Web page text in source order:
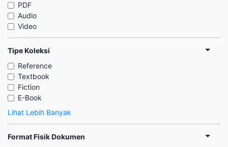
PDF
Audio
Video
Tipe Koleksi
Reference
Textbook
Fiction
E-Book
Lihat Lebih Banyak
Format Fisik Dokumen